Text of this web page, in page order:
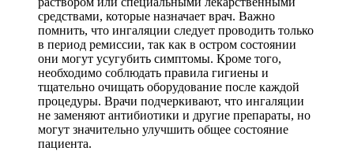
средствами, которые назначает врач. Важно
помнить, что ингаляции следует проводить только
в период ремиссии, так как в остром состоянии
они могут усугубить симптомы. Кроме того,
необходимо соблюдать правила гигиены и
тщательно очищать оборудование после каждой
процедуры. Врачи подчеркивают, что ингаляции
не заменяют антибиотики и другие препараты, но
могут значительно улучшить общее состояние
пациента.